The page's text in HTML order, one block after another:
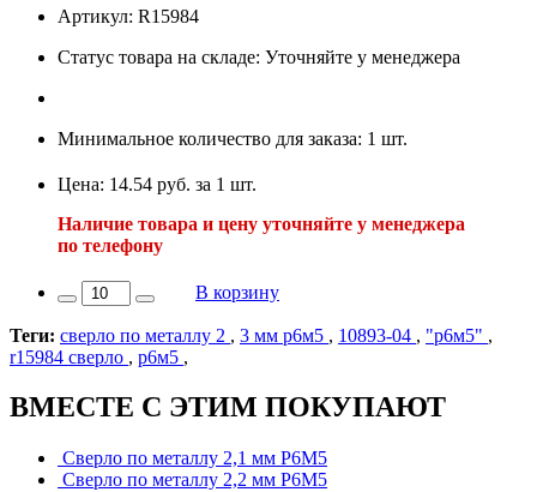
Артикул: R15984
Статус товара на складе: Уточняйте у менеджера
Минимальное количество для заказа: 1 шт.
Цена: 14.54 руб. за 1 шт.
Наличие товара и цену уточняйте у менеджера
по телефону
В корзину
Теги: сверло по металлу 2 , 3 мм р6м5 , 10893-04 , "р6м5" ,
r15984 сверло , р6м5 ,
ВМЕСТЕ С ЭТИМ ПОКУПАЮТ
Сверло по металлу 2,1 мм Р6М5
Сверло по металлу 2,2 мм Р6М5